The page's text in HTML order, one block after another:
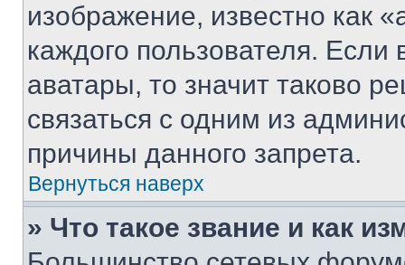
изображение, известно как
каждого пользователя.
аватары, то значит таково
связаться с одним из
причины данного запрета.
Вернуться наверх
» Что такое звание и как